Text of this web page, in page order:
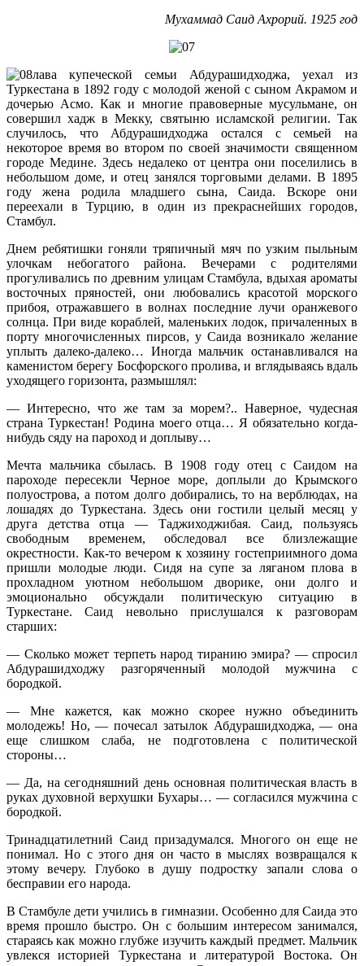
Мухаммад Саид Ахрорий. 1925 год
лава купеческой семьи Абдурашидходжа, уехал из
Туркестана в 1892 году с молодой женой с сыном Акрамом и
дочерью Асмо. Как и многие правоверные мусульмане, он
совершил хадж в Мекку, святыню исламской религии. Так
случилось, что Абдурашидходжа остался с семьей на
некоторое время во втором по своей значимости священном
городе Медине. Здесь недалеко от центра они поселились в
небольшом доме, и отец занялся торговыми делами. В 1895
году жена родила младшего сына, Саида. Вскоре они
переехали в Турцию, в один из прекраснейших городов,
Стамбул.
Днем ребятишки гоняли тряпичный мяч по узким пыльным
улочкам небогатого района. Вечерами с родителями
прогуливались по древним улицам Стамбула, вдыхая ароматы
восточных пряностей, они любовались красотой морского
прибоя, отражавшего в волнах последние лучи оранжевого
солнца. При виде кораблей, маленьких лодок, причаленных в
порту многочисленных пирсов, у Саида возникало желание
уплыть далеко-далеко… Иногда мальчик останавливался на
каменистом берегу Босфорского пролива, и вглядываясь вдаль
уходящего горизонта, размышлял:
— Интересно, что же там за морем?.. Наверное, чудесная
страна Туркестан! Родина моего отца… Я обязательно когда-
нибудь сяду на пароход и доплыву…
Мечта мальчика сбылась. В 1908 году отец с Саидом на
пароходе пересекли Черное море, доплыли до Крымского
полуострова, а потом долго добирались, то на верблюдах, на
лошадях до Туркестана. Здесь они гостили целый месяц у
друга детства отца — Таджиходжибая. Саид, пользуясь
свободным временем, обследовал все близлежащие
окрестности. Как-то вечером к хозяину гостеприимного дома
пришли молодые люди. Сидя на супе за ляганом плова в
прохладном уютном небольшом дворике, они долго и
эмоционально обсуждали политическую ситуацию в
Туркестане. Саид невольно прислушался к разговорам
старших:
— Сколько может терпеть народ тиранию эмира? — спросил
Абдурашидходжу разгоряченный молодой мужчина с
бородкой.
— Мне кажется, как можно скорее нужно объединить
молодежь! Но, — почесал затылок Абдурашидходжа, — она
еще слишком слаба, не подготовлена с политической
стороны…
— Да, на сегодняшний день основная политическая власть в
руках духовной верхушки Бухары… — согласился мужчина с
бородкой.
Тринадцатилетний Саид призадумался. Многого он еще не
понимал. Но с этого дня он часто в мыслях возвращался к
этому вечеру. Глубоко в душу подростку запали слова о
бесправии его народа.
В Стамбуле дети учились в гимназии. Особенно для Саида это
время прошло быстро. Он с большим интересом занимался,
стараясь как можно глубже изучить каждый предмет. Мальчик
увлекся историей Туркестана и литературой Востока. Он